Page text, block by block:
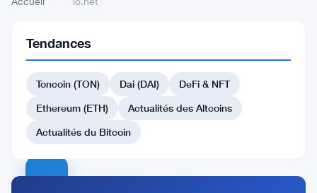
#391 siren
#390 Paycoin
#400 Moo Deng (moodengsol.com)
#405 Threshold
Tendances
Toncoin (TON) Dai (DAI)
DeFi & NFT
Ethereum (ETH)
Actualités des Altcoins
Actualités du Bitcoin